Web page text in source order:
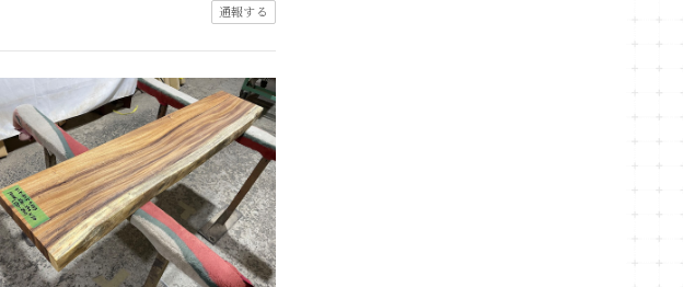
通報する